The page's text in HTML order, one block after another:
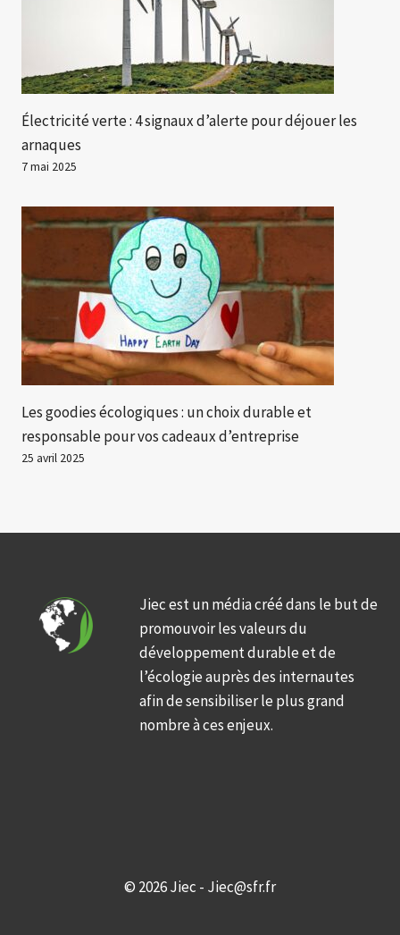
Électricité verte : 4 signaux d’alerte pour déjouer les
arnaques
7 mai 2025
Les goodies écologiques : un choix durable et
responsable pour vos cadeaux d’entreprise
25 avril 2025
Jiec est un média créé dans le but de
promouvoir les valeurs du
développement durable et de
l’écologie auprès des internautes
afin de sensibiliser le plus grand
nombre à ces enjeux.
© 2026 Jiec - Jiec@sfr.fr